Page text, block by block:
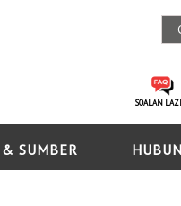
SOALAN
SUMBER